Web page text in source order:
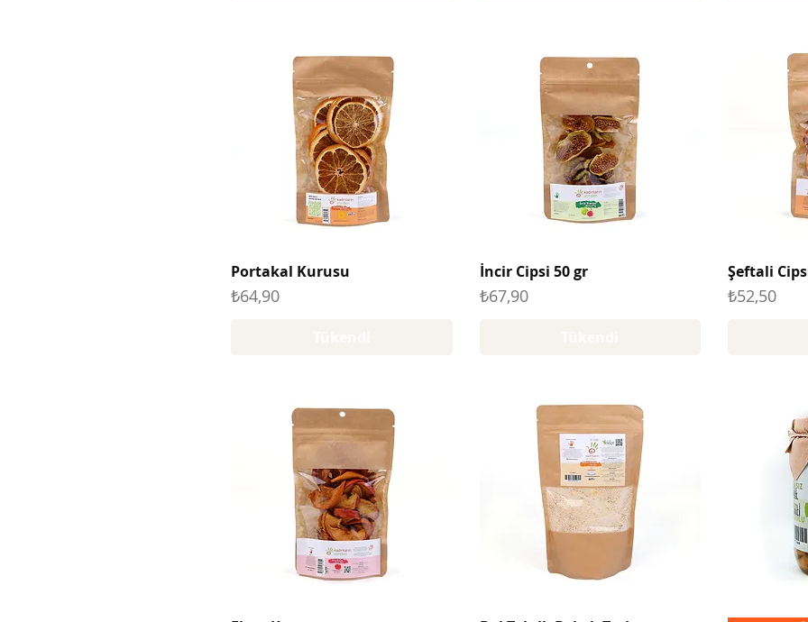
Portakal Kurusu
Fiyat
₺64,90
İncir Cipsi 50 gr
Fiyat
₺67,90
Şeftali
Fiyat
₺52,50